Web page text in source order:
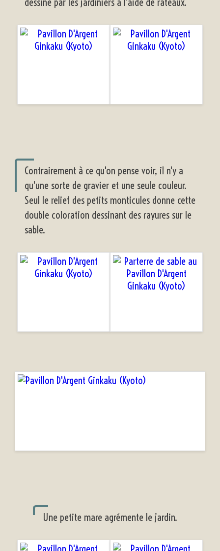
Contrairement à ce qu'on pense voir, il n'y a
qu'une sorte de gravier et une seule couleur.
Seul le relief des petits monticules donne cette
double coloration dessinant des rayures sur le
sable.
Une petite mare agrémente le jardin.